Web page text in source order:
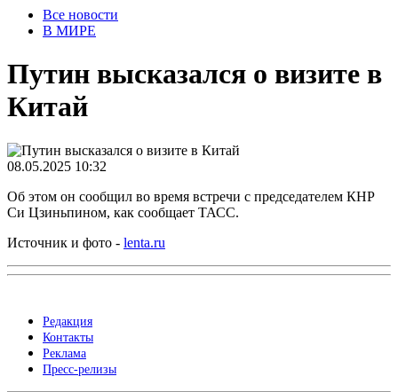
Все новости
В МИРЕ
Путин высказался о визите в
Китай
08.05.2025 10:32
Об этом он сообщил во время встречи с председателем КНР
Си Цзиньпином, как сообщает ТАСС.
Источник и фото - lenta.ru
Редакция
Контакты
Реклама
Пресс-релизы